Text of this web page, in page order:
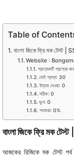
Table of
বাংলা জিকে ফ্রি মক টেস্ট
Website :
প্রত্যেকটি প্রশ্নের
মোট প্রশ্ন: 30
উত্তর দেওয়া: 0
সঠিক: 0
ভুল: 0
শতকরা: 0%
বাংলা জিকে ফ্রি মক
আজকের রিজিকে মক টেস্ট